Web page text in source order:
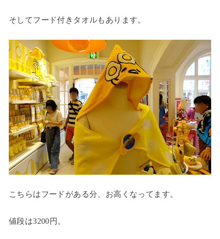
そしてフード付きタオルもあります。
こちらはフードがある分、お高くなってます。
値段は3200円。